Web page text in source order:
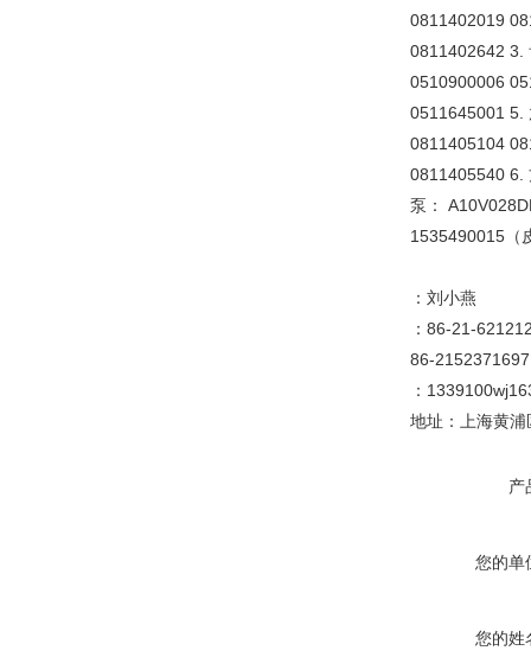
0811402019
0811402642 3.
0510900006
0511645001 5.
0811405104
0811405540 6.
泵：
1535490015（
：刘小燕
：86-21-
86-2152371697
：
地址：上海黄
产
您的单
您的姓